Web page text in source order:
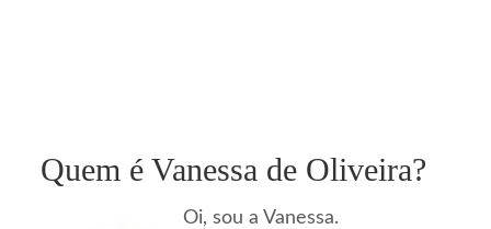
Quem é Vanessa de Oliveira?
Oi, sou a Vanessa.